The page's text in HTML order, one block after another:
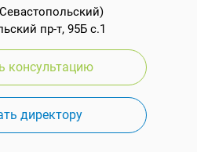
пр-т, 95Б с.1
консультацию
директору